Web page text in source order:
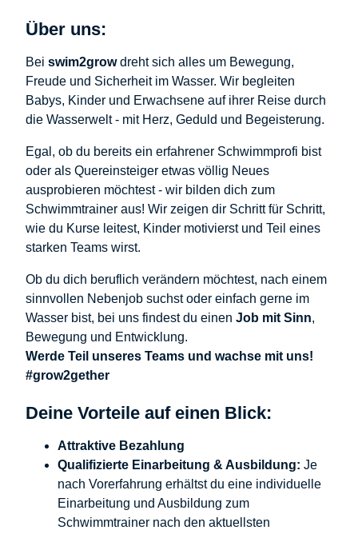
Über uns:
Bei swim2growdreht sich alles um Bewegung,
Freude und Sicherheit im Wasser. Wir begleiten
Babys, Kinder und Erwachsene auf ihrer Reise durch
die Wasserwelt - mit Herz, Geduld und Begeisterung.
Egal, ob du bereits ein erfahrener Schwimmprofi bist
oder als Quereinsteiger etwas völlig Neues
ausprobieren möchtest - wir bilden dich zum
Schwimmtrainer aus! Wir zeigen dir Schritt für Schritt,
wie du Kurse leitest, Kinder motivierst und Teil eines
starken Teams wirst.
Ob du dich beruflich verändern möchtest, nach einem
sinnvollen Nebenjob suchst oder einfach gerne im
Wasser bist, bei uns findest du einen Job mit Sinn,
Bewegung und Entwicklung.
Werde Teil unseres Teams und wachse mit uns!
#grow2gether
Deine Vorteile auf einen Blick:
Attraktive Bezahlung
Qualifizierte Einarbeitung & Ausbildung: Je
nach Vorerfahrung erhältst du eine individuelle
Einarbeitung und Ausbildung zum
Schwimmtrainer nach den aktuellsten